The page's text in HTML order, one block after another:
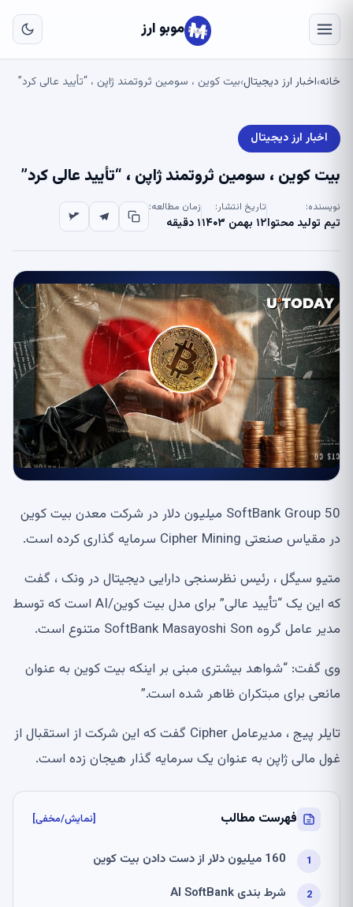
موبو ارز
خانه›اخبار ارز دیجیتال›بیت کوین ، سومین ثروتمند ژاپن ، “تأیید عالی کرد”
اخبار ارز دیجیتال
بیت کوین ، سومین ثروتمند ژاپن ، “تأیید عالی کرد”
نویسنده:
تیم تولید محتوا
تاریخ انتشار:
۱۲ بهمن ۱۴۰۳
زمان مطالعه:
۱ دقیقه
SoftBank Group 50 میلیون دلار در شرکت معدن بیت کوین
در مقیاس صنعتی Cipher Mining سرمایه گذاری کرده است.
متیو سیگل ، رئیس نظرسنجی دارایی دیجیتال در ونک ، گفت
که این یک “تأیید عالی” برای مدل بیت کوین/AI است که توسط
مدیر عامل گروه SoftBank Masayoshi Son متنوع است.
وی گفت: “شواهد بیشتری مبنی بر اینکه بیت کوین به عنوان
مانعی برای مبتکران ظاهر شده است.”
تایلر پیج ، مدیرعامل Cipher گفت که این شرکت از استقبال از
غول مالی ژاپن به عنوان یک سرمایه گذار هیجان زده است.
فهرست مطالب [نمایش/مخفی]
160 میلیون دلار از دست دادن بیت کوین
شرط بندی AI SoftBank